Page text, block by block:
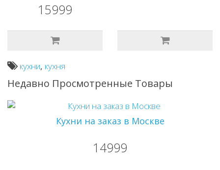
15999
кухни, кухня
Недавно Просмотренные Товары
Кухни на заказ в Москве
14999